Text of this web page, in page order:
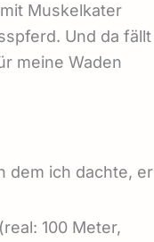
Muskelkater
Und da fällt
meine Waden
dem ich dachte, er
100 Meter,